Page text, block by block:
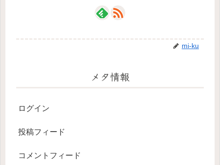
mi-ku
メタ情報
ログイン
投稿フィード
コメントフィード